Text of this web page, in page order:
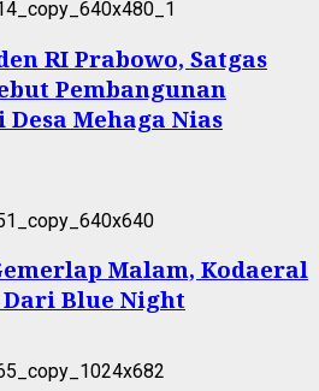
RI Prabowo, Satgas
Pembangunan
Mehaga Nias
Malam, Kodaeral
Blue Night